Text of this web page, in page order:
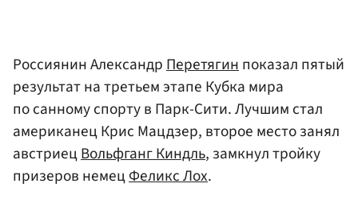
Россиянин АлександрПеретягинпоказал пятый
результат на третьем этапе Кубка мира
по санному спорту в Парк-Сити. Лучшим стал
американец Крис Мацдзер, второе место занял
австриецВольфганг Киндль, замкнул тройку
призеров немецФеликс Лох.